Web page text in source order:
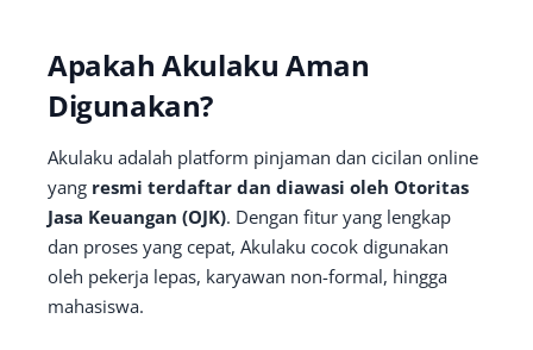
Apakah Akulaku Aman
Digunakan?
Akulaku adalah platform pinjaman dan cicilan online
yang resmi terdaftar dan diawasi oleh Otoritas
Jasa Keuangan (OJK). Dengan fitur yang lengkap
dan proses yang cepat, Akulaku cocok digunakan
oleh pekerja lepas, karyawan non-formal, hingga
mahasiswa.